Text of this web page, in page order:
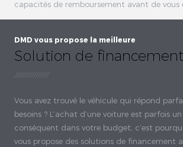
DMD vous propose la meilleure
Solution de financement
Vous avez trouvé le véhicule qui répond
besoins ? L’achat d’une voiture est parfois
conséquent dans votre budget, c’est
vous propose des solutions de financement
capacités de remboursement avant de vous